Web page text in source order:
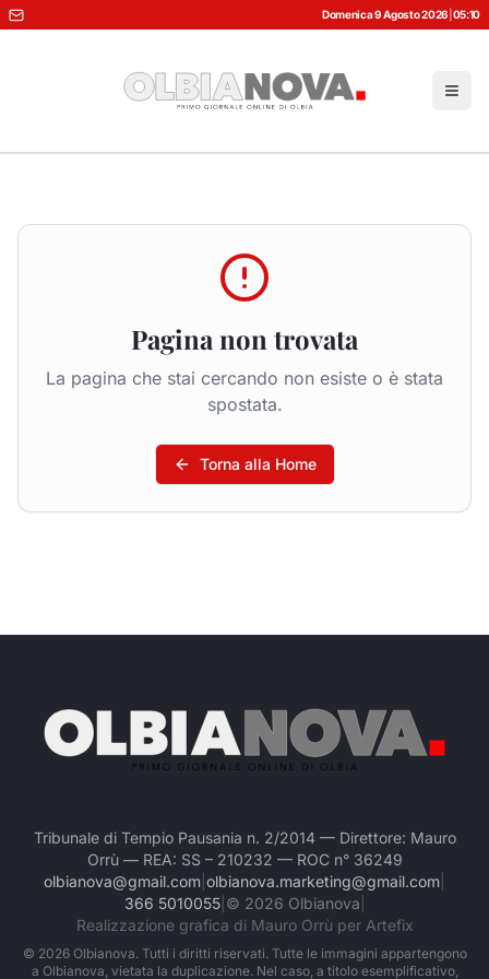
Domenica 9 Agosto 2026 05:10
Pagina non trovata
La pagina che stai cercando non esiste o è stata
spostata.
Torna alla Home
Tribunale di Tempio Pausania n. 2/2014 — Direttore: Mauro
Orrù — REA: SS – 210232 — ROC n° 36249
olbianova@gmail.com olbianova.marketing@gmail.com
366 5010055| © 2026 Olbianova
Realizzazione grafica di Mauro Orrù per Artefix
© 2026Olbianova. Tutti i diritti riservati. Tutte le immagini appartengono
a Olbianova, vietata la duplicazione. Nel caso, a titolo esemplificativo,